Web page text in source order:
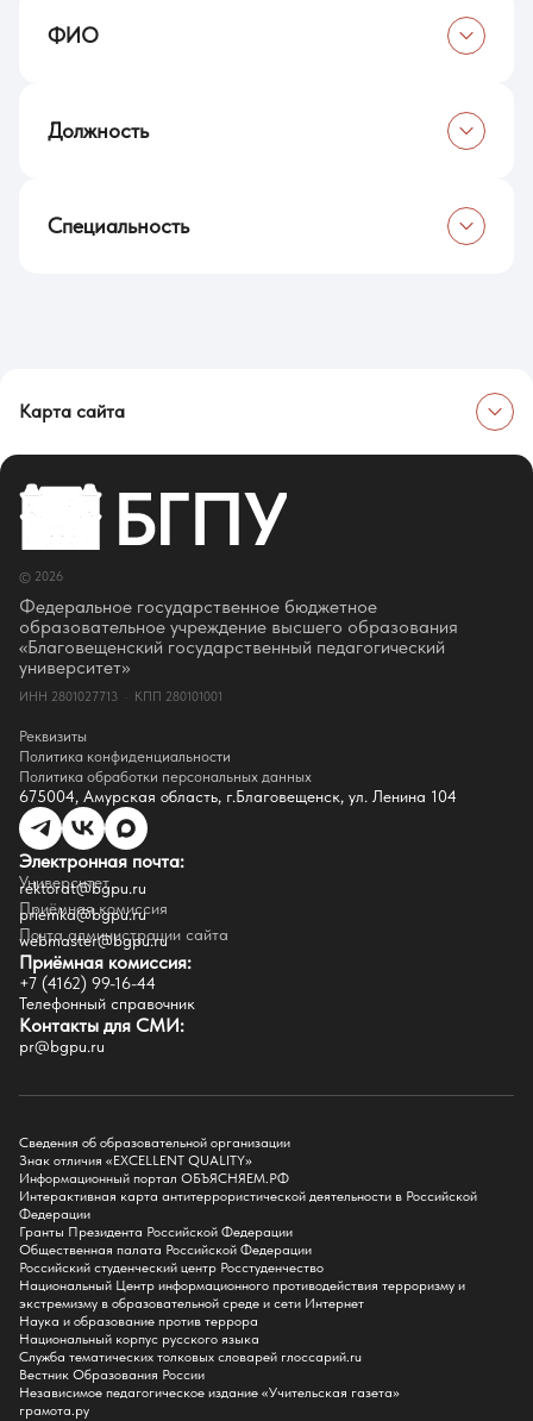
ФИО
Должность
Специальность
Карта сайта
Сведения об образовательной организации
Об Университете
Сотрудники и преподаватели
Ректор
Оценка качества образования
СМИ о нас
Истории успеха
Партнёры
Документы
Контакты
Сведения о доходах
Доступная среда
Инфраструктура
Противодествие коррупции
Противодействие терроризму
Целевой капитал
Часто задаваемые вопросы
Внутренний сайт
Факультеты
Естественно-географический факультет
Историко-филологический факультет
Факультет иностранных языков
Факультет педагогики и психологии
Факультет физической культуры и спорта
Подготовительное отделение для иностранных граждан
Поступление
Приемная комиссия
Поступай в БГПУ
Специальности и направления
Списки поступающих
Приказы о зачислении
Полезные материалы
Общежитие
Информация о целевом обучении
Обркредит в СПО
Бакалавриат
Магистратура
Аспирантура
© 2026
Федеральное государственное бюджетное
образовательное учреждение высшего образования
«Благовещенский государственный педагогический
университет»
ИНН 2801027713 · КПП 280101001
Реквизиты
Политика конфиденциальности
Политика обработки персональных данных
675004, Амурская область, г.Благовещенск, ул. Ленина 104
Электронная почта:
Университет
rektorat@bgpu.ru
Приёмная комиссия
priemka@bgpu.ru
Почта администрации сайта
webmaster@bgpu.ru
Приёмная комиссия:
+7 (4162) 99-16-44
Телефонный справочник
Контакты для СМИ:
pr@bgpu.ru
Сведения об образовательной организации
Знак отличия «EXCELLENT QUALITY»
Информационный портал ОБЪЯСНЯЕМ.РФ
Интерактивная карта антитеррористической деятельности в Российской
Федерации
Гранты Президента Российской Федерации
Общественная палата Российской Федерации
Российский студенческий центр Росстуденчество
Национальный Центр информационного противодействия терроризму и
экстремизму в образовательной среде и сети Интернет
Наука и образование против террора
Национальный корпус русского языка
Служба тематических толковых словарей глоссарий.ru
Вестник Образования России
Независимое педагогическое издание «Учительская газета»
грамота.ру